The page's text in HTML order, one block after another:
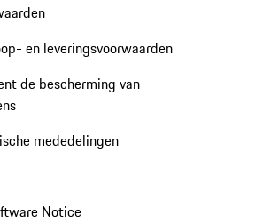
en leveringsvoorwaarden
de bescherming van
mededelingen
Notice